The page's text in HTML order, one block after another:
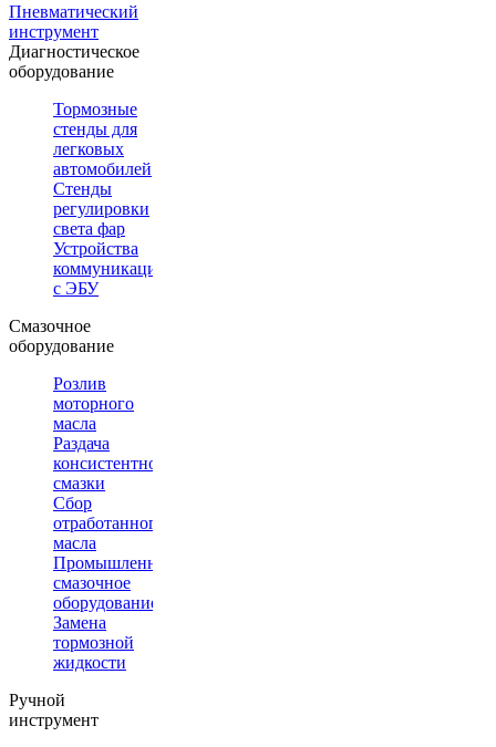
Пневматический
инструмент
Диагностическое
оборудование
Тормозные
стенды для
легковых
автомобилей
Стенды
регулировки
света фар
Устройства
коммуникации
с ЭБУ
Смазочное
оборудование
Розлив
моторного
масла
Раздача
консистентной
смазки
Сбор
отработанного
масла
Промышленное
смазочное
оборудование
Замена
тормозной
жидкости
Ручной
инструмент